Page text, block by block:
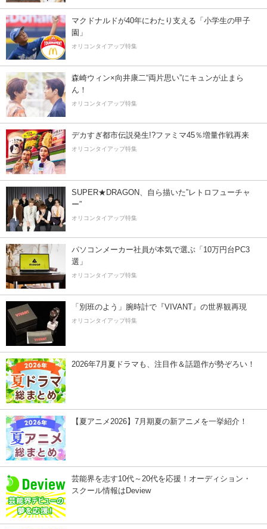
マクドナルドが40年にわたり支える「小学生の甲子
園」
オリコンタイアップ特集
森崎ウィン×向井康二“両片思い”にキュンが止まら
ん！
オリコンタイアップ特集
デカすぎ都市伝説発生!?ファミマ45％増量作戦再来
オリコンタイアップ特集
SUPER★DRAGON、自ら描いた”レトロフューチャ
ー”
オリコンタイアップ特集
パソコンメーカー社員が本気で選ぶ「10万円台PC3
選」
オリコンタイアップ特集
「別班のよう」腕時計で『VIVANT』の世界観再現
オリコンタイアップ特集
2026年7月夏ドラマも、注目作＆話題作が勢ぞろい！
【夏アニメ2026】7月期夏の新アニメを一挙紹介！
芸能界を志す10代～20代を応援！オーディション・
スクール情報はDeview